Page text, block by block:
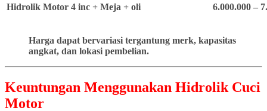
Hidrolik Motor 4 inc + Meja + oli 6.000.000 –
Harga dapat bervariasi tergantung merk, kapasitas
angkat, dan lokasi pembelian.
Keuntungan Menggunakan Hidrolik Cuci
Motor